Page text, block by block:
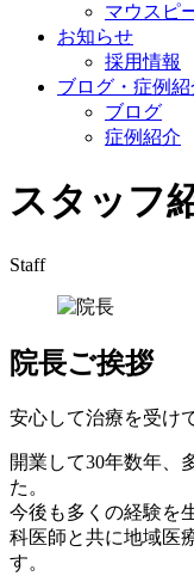
マウスピ
お知らせ
採用情報
ブログ・症例紹
ブログ
症例紹介
スタッフ
Staff
院長ご挨拶
安心して治療を受け
開業して30年数年、
た。
今後も多くの経験を
科医師と共に地域医
す。